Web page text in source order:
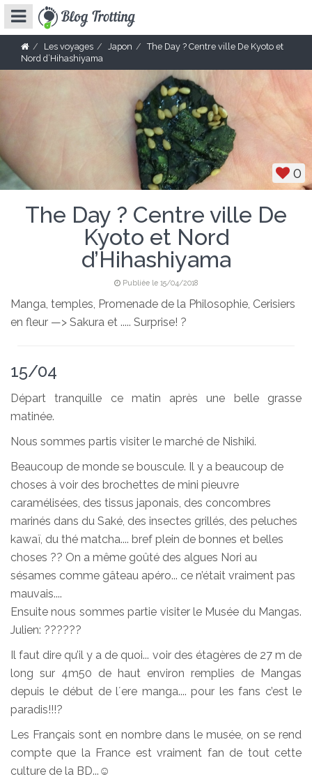
Les voyages Japon
The Day ? Centre ville De Kyoto et
Nord d’Hihashiyama
0
The Day ? Centre ville De
Kyoto et Nord
d’Hihashiyama
Publiée le 15/04/2018
Manga, temples, Promenade de la Philosophie, Cerisiers
en fleur —> Sakura et ..... Surprise! ?
15/04
Départ tranquille ce matin après une belle grasse
matinée.
Nous sommes partis visiter le marché de Nishiki.
Beaucoup de monde se bouscule. Il y a beaucoup de
choses à voir des brochettes de mini pieuvre
caramélisées, des tissus japonais, des concombres
marinés dans du Saké, des insectes grillés, des peluches
kawaï, du thé matcha.... bref plein de bonnes et belles
choses ?? On a même goûté des algues Nori au
sésames comme gâteau apéro... ce n’était vraiment pas
mauvais....
Ensuite nous sommes partie visiter le Musée du Mangas.
Julien: ??????
Il faut dire qu’il y a de quoi... voir des étagères de 27 m de
long sur 4m50 de haut environ remplies de Mangas
depuis le début de l´ere manga.... pour les fans c’est le
paradis!!!?
Les Français sont en nombre dans le musée, on se rend
compte que la France est vraiment fan de tout cette
culture de la BD...☺️